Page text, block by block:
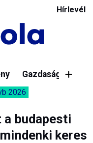
Hírlevél
Gazdaság
2026
budapesti
keres